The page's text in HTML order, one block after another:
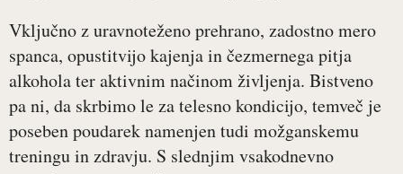
Vključno z uravnoteženo prehrano, zadostno mero
spanca, opustitvijo kajenja in čezmernega pitja
alkohola ter aktivnim načinom življenja. Bistveno
pa ni, da skrbimo le za telesno kondicijo, temveč je
poseben poudarek namenjen tudi možganskemu
treningu in zdravju. S slednjim vsakodnevno